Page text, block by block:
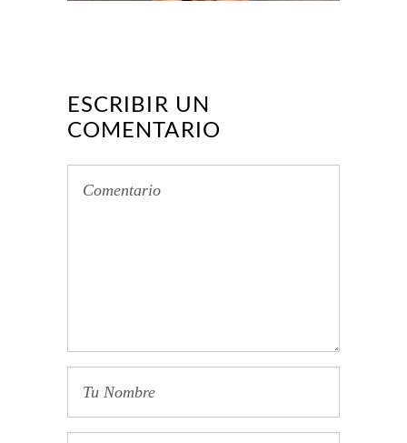
ESCRIBIR UN
COMENTARIO